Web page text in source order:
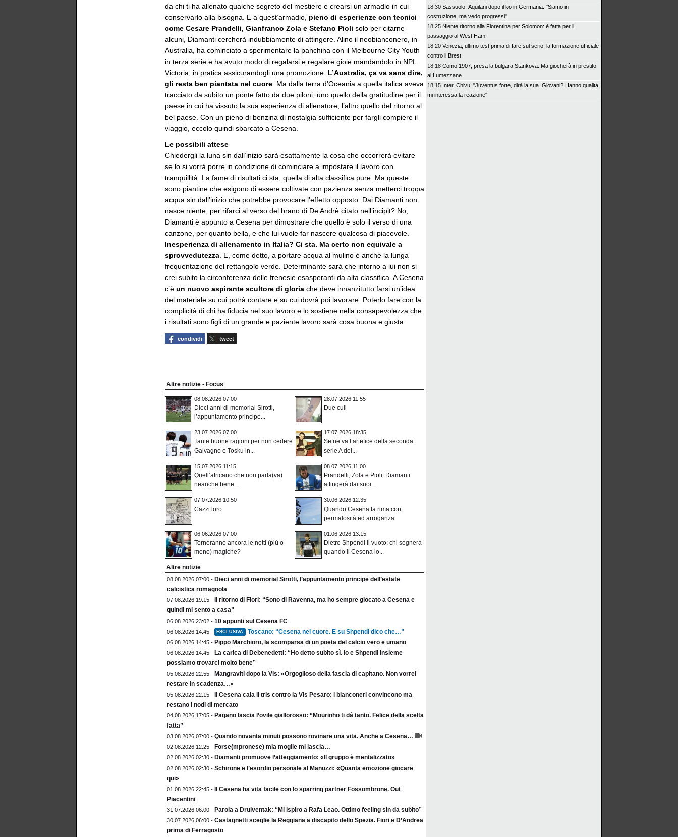
da chi ti ha allenato qualche segreto del mestiere e crearsi un armadio in cui
conservarlo alla bisogna. E a quest’armadio, pieno di esperienze con tecnici
come Cesare Prandelli, Gianfranco Zola e Stefano Pioli solo per citarne
alcuni, Diamanti cercherà indubbiamente di attingere. Alino il neobianconero, in
Australia, ha cominciato a sperimentare la panchina con il Melbourne City Youth
in terza serie e ha avuto modo di regalarsi e regalare gioie mandandolo in NPL
Victoria, in pratica assicurandogli una promozione. L’Australia, ça va sans dire,
gli resta ben piantata nel cuore . Ma dalla terra d’Oceania a quella italica aveva
tracciato da subito un ponte fatto da due piloni, uno quello della gratitudine per il
paese in cui ha vissuto la sua esperienza di allenatore, l’altro quello del ritorno al
bel paese. Con un pieno di benzina di nostalgia sufficiente per fargli compiere il
viaggio, eccolo quindi sbarcato a Cesena.
Le possibili attese
Chiedergli la luna sin dall’inizio sarà esattamente la cosa che occorrerà evitare
se lo si vorrà porre in condizione di cominciare a impostare il lavoro con
tranquillità. La fame di risultati ci sta, quella di alta classifica pure. Ma queste
sono piantine che esigono di essere coltivate con pazienza senza metterci troppa
acqua sin dall’inizio che potrebbe provocare l’effetto opposto. Dai Diamanti non
nasce niente, per rifarci al verso del brano di De Andrè citato nell’incipit? No,
Diamanti è appunto a Cesena per dimostrare che quello è solo il verso di una
canzone, per quanto bella, e che lui vuole far nascere qualcosa di piacevole.
Inesperienza di allenamento in Italia? Ci sta. Ma certo non equivale a
sprovvedutezza . E, come detto, a portare acqua al mulino è anche la lunga
frequentazione del rettangolo verde. Determinante sarà che intorno a lui non si
crei subito la circonferenza delle frenesie esasperanti da alta classifica. A Cesena
c’è un nuovo aspirante scultore di gloria che deve innanzitutto farsi un’idea
del materiale su cui potrà contare e su cui dovrà poi lavorare. Poterlo fare con la
complicità di chi ha fiducia nel suo lavoro e lo sostiene nella consapevolezza che
i risultati sono figli di un grande e paziente lavoro sarà cosa buona e giusta.
condividi tweet
Altre notizie - Focus
08.08.2026 07:00
Dieci anni di memorial Sirotti,
l’appuntamento principe...
28.07.2026 11:55
Due culi
23.07.2026 07:00
Tante buone ragioni per non cedere
Galvagno e Tosku in...
17.07.2026 18:35
Se ne va l’artefice della seconda
serie A del...
15.07.2026 11:15
Quell’africano che non parla(va)
neanche bene...
08.07.2026 11:00
Prandelli, Zola e Pioli: Diamanti
attingerà dai suoi...
07.07.2026 10:50
Cazzi loro
30.06.2026 12:35
Quando Cesena fa rima con
permalosità ed arroganza
06.06.2026 07:00
Torneranno ancora le notti (più o
meno) magiche?
01.06.2026 13:15
Dietro Shpendi il vuoto: chi segnerà
quando il Cesena lo...
Altre notizie
08.08.2026 07:00 - Dieci anni di memorial Sirotti, l’appuntamento principe dell’estate
calcistica romagnola
07.08.2026 19:15 -
Il ritorno di Fiori: “Sono di Ravenna, ma ho sempre giocato a Cesena e
quindi mi sento a casa”
06.08.2026 23:02 - 10 appunti sul Cesena FC
06.08.2026 14:45 - ESCLUSIVA Toscano: “Cesena nel cuore. E su Shpendi dico che…”
06.08.2026 14:45 - Pippo Marchioro, la scomparsa di un poeta del calcio vero e umano
06.08.2026 14:45 - La carica di Debenedetti: “Ho detto subito sì. Io e Shpendi insieme
possiamo trovarci molto bene”
05.08.2026 22:55 - Mangraviti dopo la Vis: «Orgoglioso della fascia di capitano. Non vorrei
restare in scadenza…»
05.08.2026 22:15 - Il Cesena cala il tris contro la Vis Pesaro: i bianconeri convincono ma
restano i nodi di mercato
04.08.2026 17:05 - Pagano lascia l’ovile giallorosso: “Mourinho ti dà tanto. Felice della scelta
fatta”
03.08.2026 07:00 - Quando novanta minuti possono rovinare una vita. Anche a Cesena…
02.08.2026 12:25 - Forse(mpronese) mia moglie mi lascia…
02.08.2026 02:30 - Diamanti promuove l’atteggiamento: «Il gruppo è mentalizzato»
02.08.2026 02:30 - Schirone e l’esordio personale al Manuzzi: «Quanta emozione giocare
qui»
01.08.2026 22:45 - Il Cesena ha vita facile con lo sparring partner Fossombrone. Out
Piacentini
31.07.2026 06:00 - Parola a Druiventak: “Mi ispiro a Rafa Leao. Ottimo feeling sin da subito”
30.07.2026 06:00 - Castagnetti sceglie la Reggiana a discapito dello Spezia. Fiori e D’Andrea
prima di Ferragosto
18:30 Sassuolo, Aquilani dopo il ko in Germania: "Siamo in
costruzione, ma vedo progressi"
18:25 Niente ritorno alla Fiorentina per Solomon: è fatta per il
passaggio al West Ham
18:20 Venezia, ultimo test prima di fare sul serio: la formazione ufficiale
contro il Brest
18:18 Como 1907, presa la bulgara Stankova. Ma giocherà in prestito
al Lumezzane
18:15 Inter, Chivu: "Juventus forte, dirà la sua. Giovani? Hanno qualità,
mi interessa la reazione"